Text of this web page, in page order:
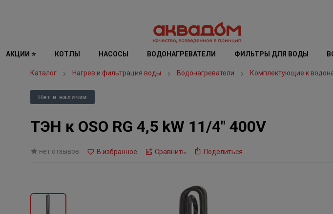
АКЦИИ ⭐ КОТЛЫ НАСОСЫ ВОДОНАГРЕВАТЕЛИ ФИЛЬТРЫ ДЛЯ ВОДЫ
Каталог Нагрев и фильтрация воды Водонагреватели Комплектующие к
Нет в наличии
ТЭН к OSO RG 4,5 kW 11/4" 400V
нет отзывов В избранное Сравнить Поделиться